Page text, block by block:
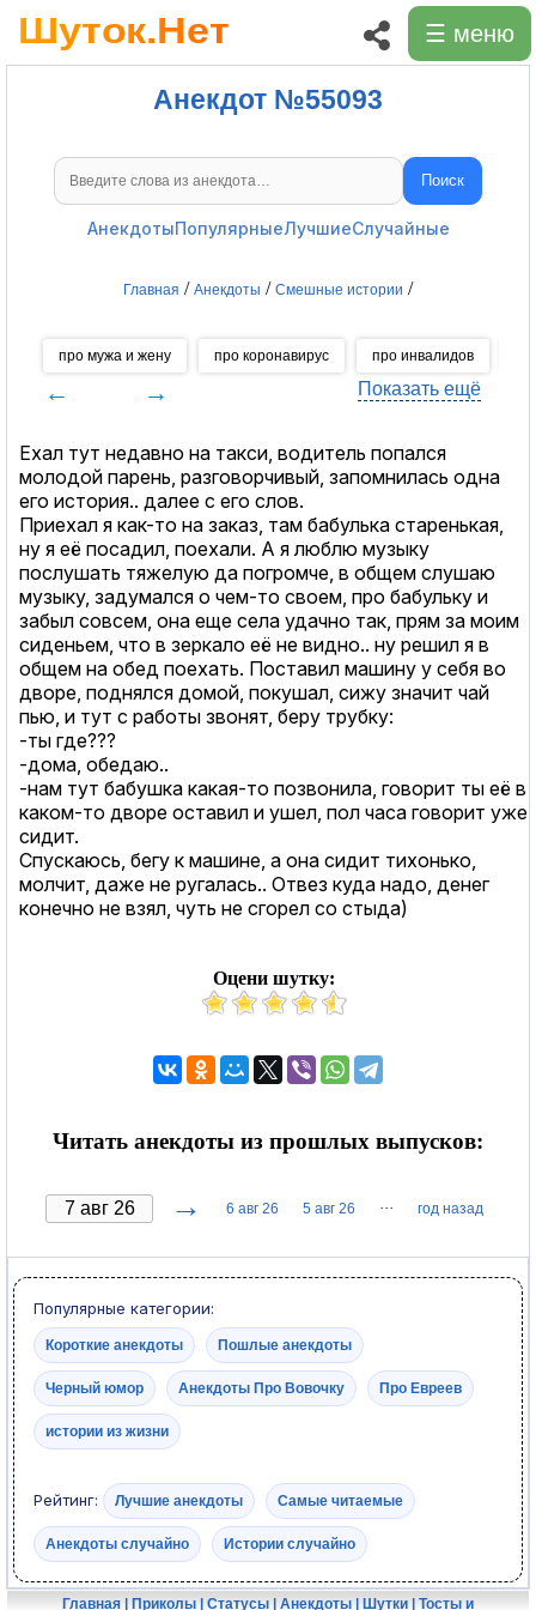
☰ меню
Анекдот №55093
Поиск анекдотов Поиск
АнекдотыПопулярныеЛучшиеСлучайные
Главная / Анекдоты / Смешные истории /
про мужа и жену про коронавирус про инвалидов
← → Показать ещё
Ехал тут недавно на такси, водитель попался
молодой парень, разговорчивый, запомнилась одна
его история.. далее с его слов.
Приехал я как-то на заказ, там бабулька старенькая,
ну я её посадил, поехали. А я люблю музыку
послушать тяжелую да погромче, в общем слушаю
музыку, задумался о чем-то своем, про бабульку и
забыл совсем, она еще села удачно так, прям за моим
сиденьем, что в зеркало её не видно.. ну решил я в
общем на обед поехать. Поставил машину у себя во
дворе, поднялся домой, покушал, сижу значит чай
пью, и тут с работы звонят, беру трубку:
-ты где???
-дома, обедаю..
-нам тут бабушка какая-то позвонила, говорит ты её в
каком-то дворе оставил и ушел, пол часа говорит уже
сидит.
Спускаюсь, бегу к машине, а она сидит тихонько,
молчит, даже не ругалась.. Отвез куда надо, денег
конечно не взял, чуть не сгорел со стыда)
Оцени шутку:
Читать анекдоты из прошлых выпусков:
→ 6 авг 26 5 авг 26 ··· год назад
Популярные категории:
Короткие анекдоты Пошлые анекдоты
Черный юмор Анекдоты Про Вовочку Про Евреев
истории из жизни
Рейтинг: Лучшие анекдоты Самые читаемые
Анекдоты случайно Истории случайно
Главная | Приколы | Статусы | Анекдоты | Шутки | Тосты и